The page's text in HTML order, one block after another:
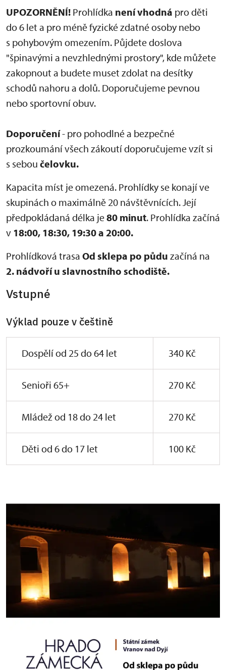
UPOZORNĚNÍ! Prohlídka není vhodná pro děti
do 6 let a pro méně fyzické zdatné osoby nebo
s pohybovým omezením. Půjdete doslova
"špinavými a nevzhlednými prostory", kde můžete
zakopnout a budete muset zdolat na desítky
schodů nahoru a dolů. Doporučujeme pevnou
nebo sportovní obuv.
Doporučení- pro pohodlné a bezpečné
prozkoumání všech zákoutí doporučujeme vzít si
s sebou čelovku.
Kapacita míst je omezená. Prohlídky se konají ve
skupinách o maximálně 20 návštěvnících. Její
předpokládaná délka je80 minut. Prohlídka začíná
v 18:00, 18:30, 19:30 a 20:00.
Prohlídková trasa Od sklepa po půdu začíná na
2. nádvoří u slavnostního schodiště.
Vstupné
Výklad pouze v češtině
Dospělí od 25 do 64 let 340 Kč
Senioři 65+ 270 Kč
Mládež od 18 do 24 let 270 Kč
Děti od 6 do 17 let 100 Kč